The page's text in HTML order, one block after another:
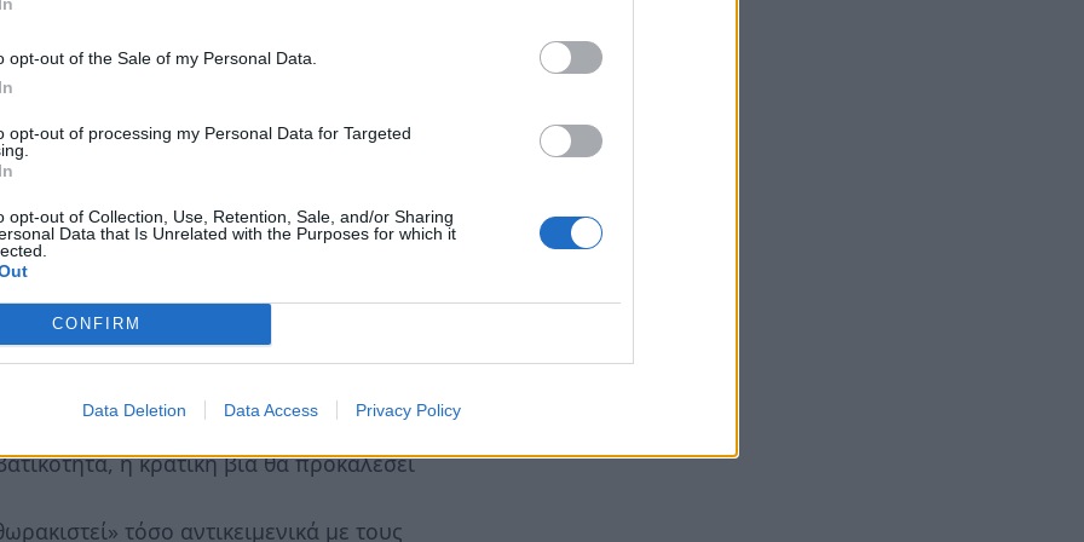
opt-out of the Sale of my Personal Data.
opt-out of processing my Personal Data for Targeted
opt-out of Collection, Use, Retention, Sale, and/or Sharing
Data that Is Unrelated with the Purposes for which it
CONFIRM
Data Deletion Data Access Privacy Policy
εργασίες;).
μετανάστες ούτε με τις απολύσεις στο
του φαρμακοποιού, του
μορφωμένη νεολαία της χώρας μας που
όρια. Όταν κανείς ξεπεράσει την
οι ασκοί του Αιόλου….
ακριβώς σηματοδοτούν.
αποκλεισμένοι και
με μας, της οικονομικής συγκυρίας, της
είναι οι πρώτοι που νοιώθουν
η κρατική βία θα προκαλέσει
τόσο αντικειμενικά με τους